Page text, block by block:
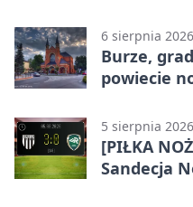
6 sierpnia 2026
Burze,
powiecie
5 sierpnia 2026
[PIŁKA
Sandecja